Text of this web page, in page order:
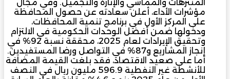
المنتزهات والمماشي والإنارة والتجميل. وفي مجال
مؤشرات الأداء، أعلن سعادته عن حصول المحافظة
على المركز الأول في برنامج تنمية المحافظات،
ودخولها ضمن أفضل الوحدات الحكومية في الالتزام
وتحقيق الإيرادات لعام 2025، محققة نسبة 92% في
إنجاز المشاريع و87% في التواصل ورضا المستفيدين.
أما على صعيد الاقتصاد، فقد بلغت القيمة المضافة
للأنشطة غير النفطية 596.9 مليون ريال في النصف